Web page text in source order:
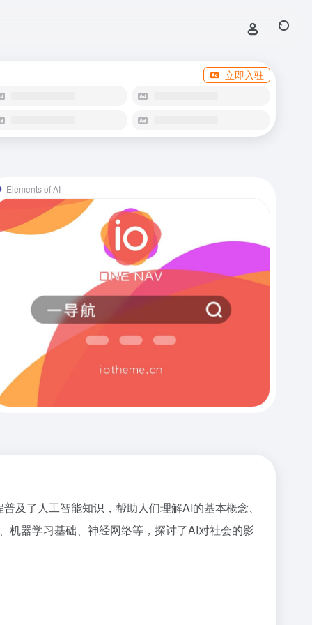
立即入驻
Elements of AI
及了人工智能知识，帮助人们理解AI的基本概念、
机器学习基础、神经网络等，探讨了AI对社会的影